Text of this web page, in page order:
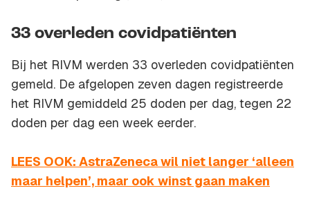
33 overleden covidpatiënten
Bij het RIVM werden 33 overleden covidpatiënten
gemeld. De afgelopen zeven dagen registreerde
het RIVM gemiddeld 25 doden per dag, tegen 22
doden per dag een week eerder.
LEES OOK: AstraZeneca wil niet langer ‘alleen
maar helpen’, maar ook winst gaan maken